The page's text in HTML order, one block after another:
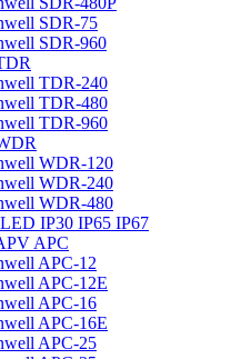
SDR-75
SDR-960
TDR-240
TDR-480
TDR-960
WDR-120
WDR-240
WDR-480
IP30 IP65 IP67
APC
APC-12
APC-12E
APC-16
APC-16E
APC-25